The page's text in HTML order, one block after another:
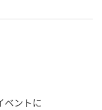
ベントに